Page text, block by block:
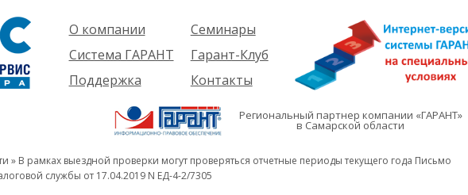
О компании
Компания
Проекты
Партнеры
Вакансии
Реквизиты
Информация
Система ГАРАНТ
О системе
решения
Комплекты
Новинки
История
Поддержка
Пользователям
Будущим
пользователям
Семинары
Об услуге
Предстоящие
семинары
Гарант-Клуб
Контакты
Региональный партнер компании «ГАРАНТ»
в Самарской области
» В рамках выездной проверки могут проверяться отчетные периоды текущего года Письмо
службы от 17.04.2019 N ЕД-4-2/7305